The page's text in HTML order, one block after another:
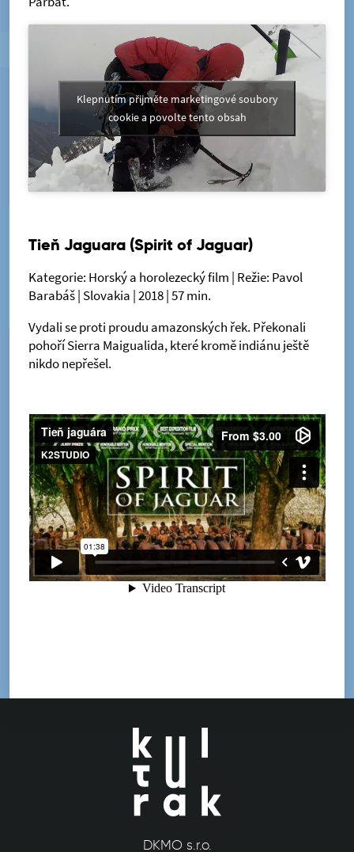
Klepnutím přijměte marketingové soubory
cookie a povolte tento obsah
Tieň Jaguara (Spirit of Jaguar)
Kategorie: Horský a horolezecký film | Režie: Pavol
Barabáš | Slovakia | 2018 | 57 min.
Vydali se proti proudu amazonských řek. Překonali
pohoří Sierra Maigualida, které kromě indiánu ještě
nikdo nepřešel.
DKMO s.r.o.